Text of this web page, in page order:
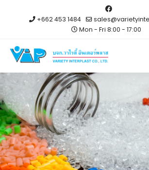
+662 453 1484
Mon - Fri 8:00 - 17:00